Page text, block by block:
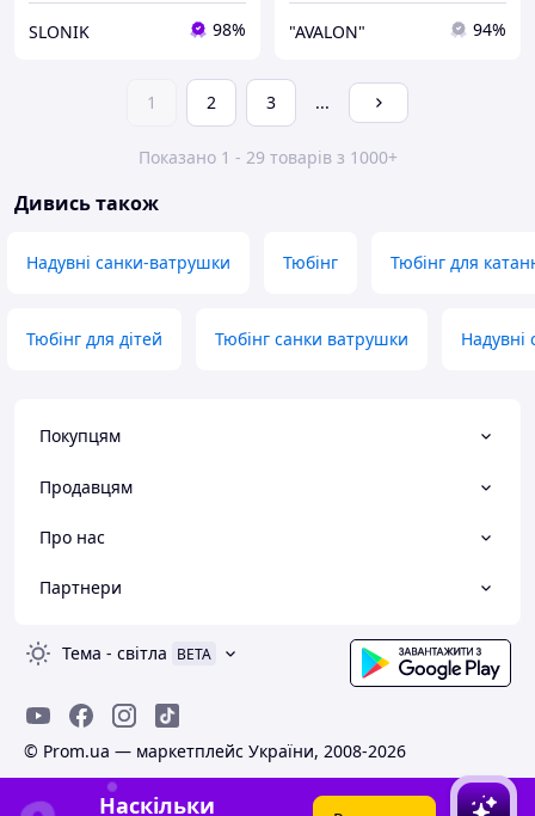
SLONIK 98% "AVALON" 94%
1 2 3 ...
Показано 1 - 29 товарів з 1000+
Дивись також
Надувні санки-ватрушки Тюбінг Тюбінг для
Тюбінг для дітей Тюбінг санки ватрушки Надувні
Покупцям
Продавцям
Про нас
Партнери
Тема - світла BETA
© Prom.ua — маркетплейс України, 2008-2026
Наскільки